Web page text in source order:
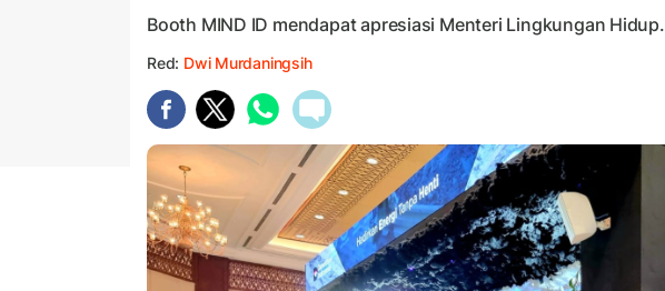
Booth MIND ID mendapat apresiasi Menteri Lingkungan Hidup.
Red: Dwi Murdaningsih